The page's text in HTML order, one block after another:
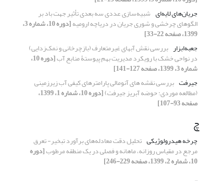
جریان‌های لایه‌ای شبیه‌سازی عددی سه بعدی تأثیر جهت باد بر
الگوهای چرخشی و شوری جریان در دریاچه ارومیه [دوره 10، شماره 3،
1399، صفحه 22-33]
جعبه‌ابزار بررسی نقش آبهای غیرمتعارف (بازچرخانی و نمک‌زدایی)
در نواحی خشک با رویکرد مدیریت‌ بهم‌ پیوستۀ منابع آب [دوره 10،
شماره 3، 1399، صفحه 127-141]
جیرفت بررسی نقشه های آنومالی پارامترهای کیفی آب زیرزمینی
(مطالعه موردی: حوضه آبریز جیرفت) [دوره 10، شماره 1، 1399،
صفحه 93-107]
چ
چرخه هیدرولوژیکی تحلیل دقت معادله‌های برآورد تبخیر- تعرق
مرجع در مقیاس روزانه، ماهانه و فصلی در یک منطقه مرطوب[دوره
10، شماره 2، 1399، صفحه 229-246]